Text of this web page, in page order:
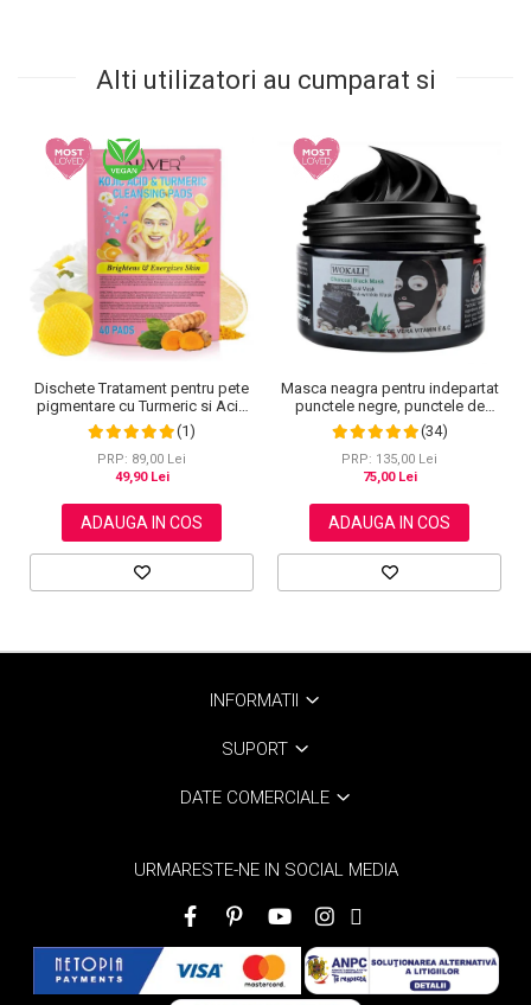
Alti utilizatori au cumparat si
Dischete Tratament pentru pete
pigmentare cu Turmeric si Acid
kojic, Curatare in profunzime,
Aliver, 40 bucati
(1)
PRP: 89,00 Lei
49,90 Lei
ADAUGA IN COS
Masca neagra pentru indepartat
punctele negre, punctele de
grasime, efect anti-rid, Wokali cu
carbune activ, 300 g
(34)
PRP: 135,00 Lei
75,00 Lei
ADAUGA IN COS
INFORMATII
SUPORT
DATE COMERCIALE
URMARESTE-NE IN SOCIAL MEDIA